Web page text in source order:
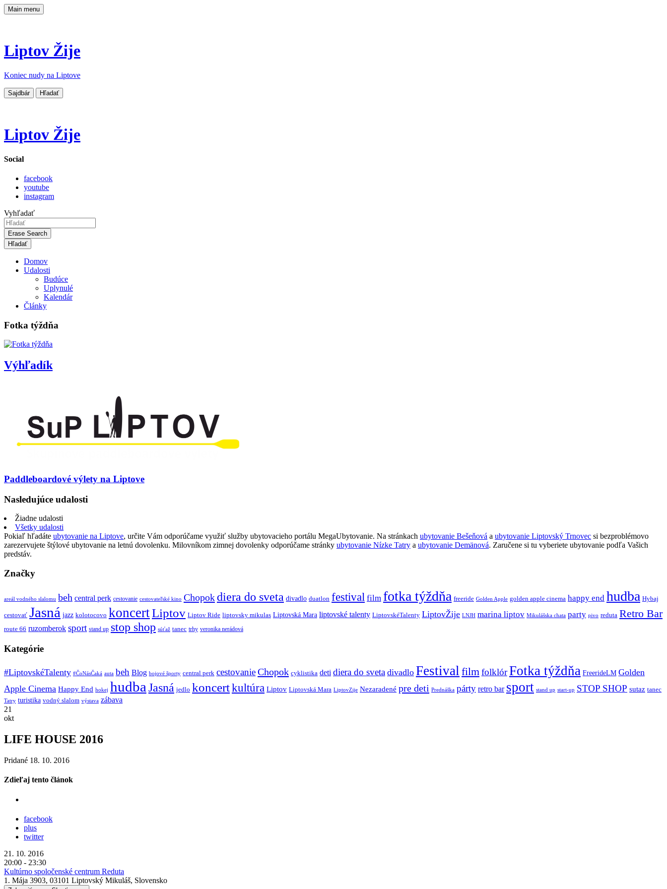
Main menu
Liptov Žije
Koniec nudy na Liptove
Sajdbár Hľadať
Liptov Žije
Social
facebook
youtube
instagram
Vyhľadať
Erase Search
Domov
Udalosti
Budúce
Uplynulé
Kalendár
Články
Fotka týždňa
Výhľadík
Paddleboardové výlety na Liptove
Nasledujúce udalosti
Žiadne udalosti
Všetky udalosti
Pokiaľ hľadáte ubytovanie na Liptove, určite Vám odporúčame využiť služby ubytovacieho portálu MegaUbytovanie. Na stránkach ubytovanie Bešeňová a ubytovanie Liptovský Trnovec si bezproblémovo
zarezervujete štýlové ubytovanie na letnú dovolenku. Milovníkom zimnej dovolenky odporúčame stránky ubytovanie Nízke Tatry a ubytovanie Demänová. Zaručene si tu vyberiete ubytovanie podľa Vašich
predstáv.
Značky
areál vodného slalomu beh central perk cestovanie cestovateľské kino Chopokdiera do sveta divadlo duatlon festival film fotka týždňa freeride Golden Apple golden apple cinema happy end hudba Hybaj
cestovať Jasná jazz kolotocovo koncertLiptov Liptov Ride liptovsky mikulas Liptovská Mara liptovské talenty LiptovskéTalenty LiptovŽije LNJH marina liptov Mikulášska chata party pivo reduta Retro Bar
route 66 ruzomberok sport stand up stop shop súťaž tanec trhy veronika nerádová
Kategórie
#LiptovskéTalenty #ČoNásČaká auta beh Blog bojové športy central perk cestovanieChopok cyklistika deti diera do sveta divadlo Festival filmfolklórFotka týždňa FreerideLM Golden
Apple Cinema Happy End hokej hudba Jasná jedlo koncertkultúra Liptov Liptovská Mara LiptovZije Nezaradené pre deti Prednáška párty retro bar sport stand up start-up STOP SHOP sutaz tanec
Tatry turistika vodný slalom výstava zábava
21
okt
LIFE HOUSE 2016
Pridané 18. 10. 2016
Zdieľaj tento článok
facebook
plus
twitter
21. 10. 2016
20:00 - 23:30
Kultúrno spoločenské centrum Reduta
1. Mája 3903, 03101 Liptovský Mikuláš, Slovensko